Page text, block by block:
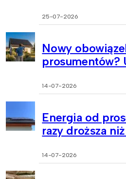
25-07-2026
Nowy
prosumentów?
14-07-2026
Energia od
razy droższa
14-07-2026